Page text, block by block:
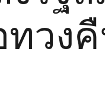
ทวง